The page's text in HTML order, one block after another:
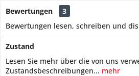
Bewertungen
3
Bewertungen lesen, schreiben und
Zustand
Lesen Sie mehr über die von uns
Zustandsbeschreibungen... mehr